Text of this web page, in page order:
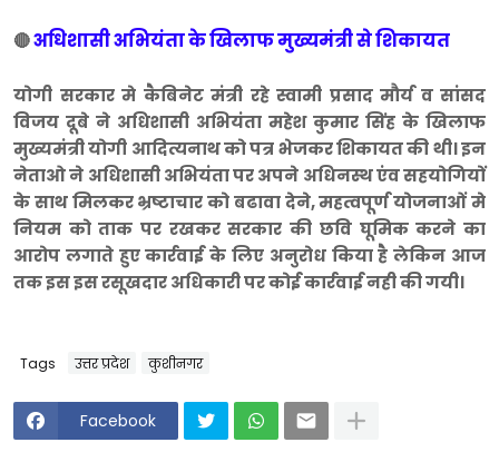
🔴अधिशासी अभियंता के खिलाफ मुख्यमंत्री से शिकायत
योगी सरकार मे कैबिनेट मंत्री रहे स्वामी प्रसाद मौर्य व सांसद
विजय दूबे ने अधिशासी अभियंता महेश कुमार सिंह के खिलाफ
मुख्यमंत्री योगी आदित्यनाथ को पत्र भेजकर शिकायत की थी। इन
नेताओ ने अधिशासी अभियंता पर अपने अधिनस्थ एंव सहयोगियों
के साथ मिलकर भ्रष्टाचार को बढावा देने, महत्वपूर्ण योजनाओं मे
नियम को ताक पर रखकर सरकार की छवि घूमिक करने का
आरोप लगाते हुए कार्रवाई के लिए अनुरोध किया है लेकिन आज
तक इस इस रसूखदार अधिकारी पर कोई कार्रवाई नही की गयी।
Tags उत्तर प्रदेश कुशीनगर
Facebook